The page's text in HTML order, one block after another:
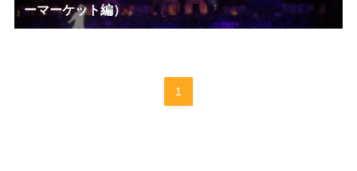
ーマーケット編）
1